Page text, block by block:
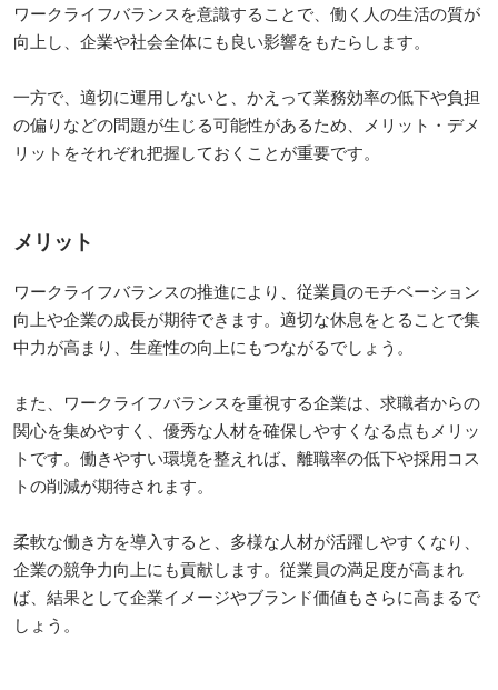
ワークライフバランスを意識することで、働く人の生活の質が
向上し、企業や社会全体にも良い影響をもたらします。
一方で、適切に運用しないと、かえって業務効率の低下や負担
の偏りなどの問題が生じる可能性があるため、メリット・デメ
リットをそれぞれ把握しておくことが重要です。
メリット
ワークライフバランスの推進により、従業員のモチベーション
向上や企業の成長が期待できます。適切な休息をとることで集
中力が高まり、生産性の向上にもつながるでしょう。
また、ワークライフバランスを重視する企業は、求職者からの
関心を集めやすく、優秀な人材を確保しやすくなる点もメリッ
トです。働きやすい環境を整えれば、離職率の低下や採用コス
トの削減が期待されます。
柔軟な働き方を導入すると、多様な人材が活躍しやすくなり、
企業の競争力向上にも貢献します。従業員の満足度が高まれ
ば、結果として企業イメージやブランド価値もさらに高まるで
しょう。